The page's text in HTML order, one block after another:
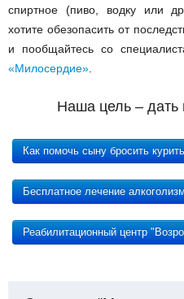
спиртное (пиво, водку или
хотите обезопасить от
и пообщайтесь со
«Милосердие»
Наша цель –
Как помочь сыну бросить
Бесплатное лечение
Реабилитационный центр